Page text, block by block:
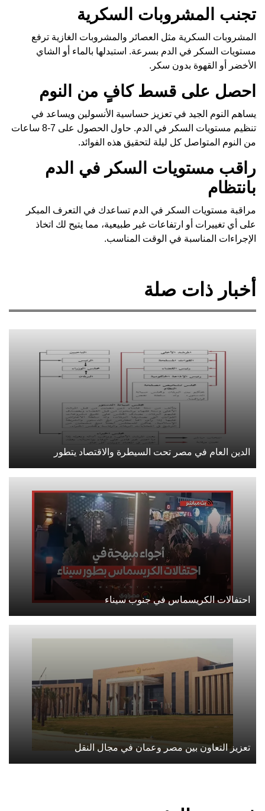
تجنب المشروبات السكرية
المشروبات السكرية مثل العصائر والمشروبات الغازية ترفع
مستويات السكر في الدم بسرعة. استبدلها بالماء أو الشاي
الأخضر أو القهوة بدون سكر.
احصل على قسط كافٍ من النوم
يساهم النوم الجيد في تعزيز حساسية الأنسولين ويساعد في
تنظيم مستويات السكر في الدم. حاول الحصول على 7-8 ساعات
من النوم المتواصل كل ليلة لتحقيق هذه الفوائد.
راقب مستويات السكر في الدم
بانتظام
مراقبة مستويات السكر في الدم تساعدك في التعرف المبكر
على أي تغييرات أو ارتفاعات غير طبيعية، مما يتيح لك اتخاذ
الإجراءات المناسبة في الوقت المناسب.
أخبار ذات صلة
الدين العام في مصر تحت السيطرة والاقتصاد يتطور
احتفالات الكريسماس في جنوب سيناء
تعزيز التعاون بين مصر وعمان في مجال النقل